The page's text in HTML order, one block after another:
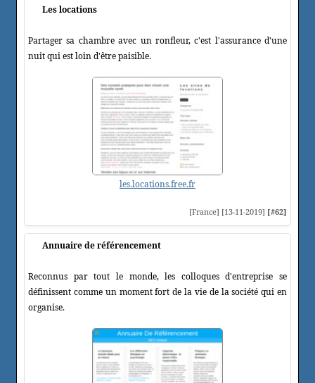
Les locations
Partager sa chambre avec un ronfleur, c'est l'assurance d'une
nuit qui est loin d'être paisible.
les.locations.free.fr
[France] [13-11-2019] [#62]
Annuaire de référencement
Reconnus par tout le monde, les colloques d'entreprise se
définissent comme un moment fort de la vie de la société qui en
organise.